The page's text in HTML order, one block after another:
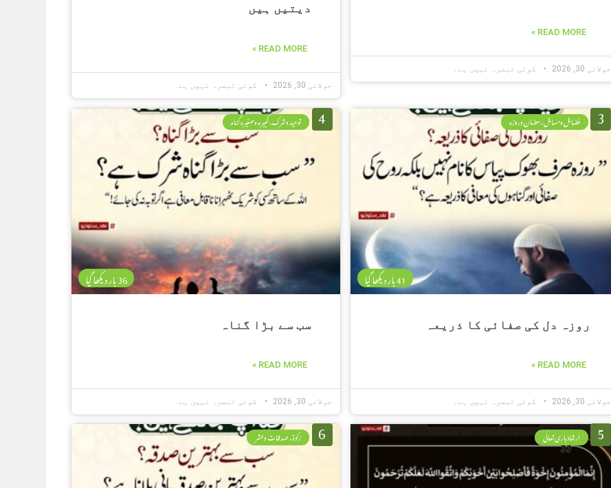
READ MORE »
جولائی 30, 2026 کوئی تبصرہ نہیں ہے۔
دیتیں ہیں
READ MORE »
جولائی 30, 2026 کوئی تبصرہ نہیں ہے۔
3 فضائل ومسائل رمضان وروزہ
41 بار دیکھا گیا
روزہ دل کی صفائی کا ذریعہ
READ MORE »
جولائی 30, 2026 کوئی تبصرہ نہیں ہے۔
4 توحید وشرک، کبیرہ وصغیرہ گناہ
36 بار دیکھا گیا
سب سے بڑا گناہ
READ MORE »
جولائی 30, 2026 کوئی تبصرہ نہیں ہے۔
5 ارشاد باری تعالٰی 6 زکوۃ، صدقات وعشر